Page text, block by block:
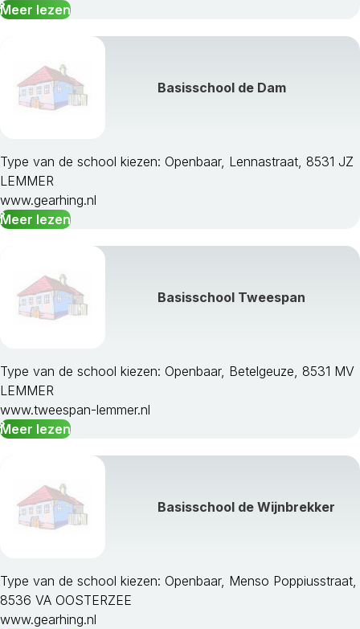
Meer lezen
Basisschool de Dam
Type van de school kiezen: Openbaar, Lennastraat, 8531 JZ
LEMMER
www.gearhing.nl
Meer lezen
Basisschool Tweespan
Type van de school kiezen: Openbaar, Betelgeuze, 8531 MV
LEMMER
www.tweespan-lemmer.nl
Meer lezen
Basisschool de Wijnbrekker
Type van de school kiezen: Openbaar, Menso Poppiusstraat,
8536 VA OOSTERZEE
www.gearhing.nl